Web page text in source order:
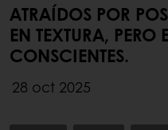
ATRAÍDOS POR
EN TEXTURA,
CONSCIENTES.
28 oct 2025